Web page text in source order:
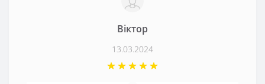
Віктор
13.03.2024